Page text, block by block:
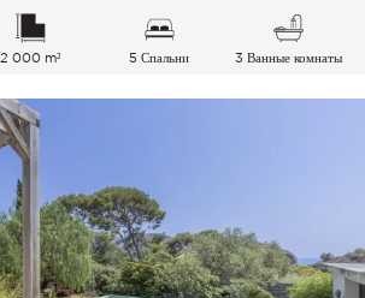
2 000 m² 5 Спальни 3 Ванные комнаты